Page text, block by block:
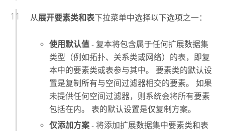
从展开要素类和表下拉菜单中选择以下选项之一：
使用默认值 - 复本将包含属于任何扩展数据集
类型（例如拓扑、关系类或网络）的表，即复
本中的要素类或表参与其中。 要素类的默认设
置是复制所有与空间过滤器相交的要素。 如果
未提供任何空间过滤器，则系统会将所有要素
包括在内。 表的默认设置是仅复制方案。
仅添加方案 - 将添加扩展数据集中要素类和表